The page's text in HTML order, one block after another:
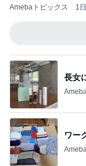
Amebaトピックス 1
長女
ワー